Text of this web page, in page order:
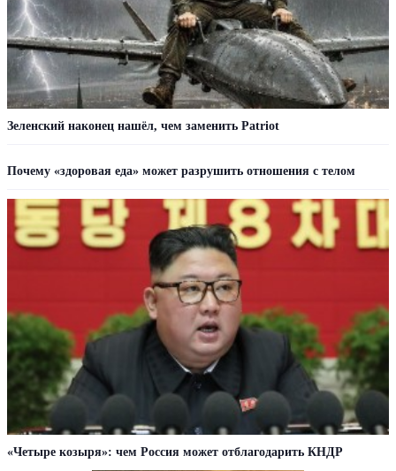
Зеленский наконец нашёл, чем заменить Patriot
Почему «здоровая еда» может разрушить отношения с телом
«Четыре козыря»: чем Россия может отблагодарить КНДР